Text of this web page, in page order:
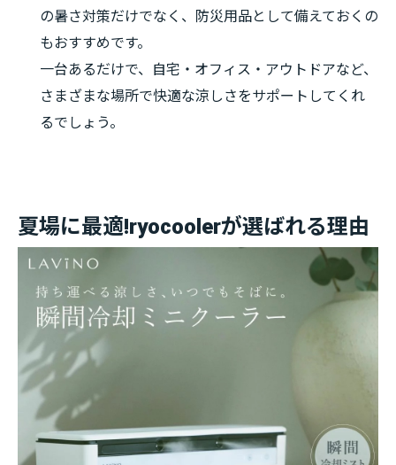
の暑さ対策だけでなく、防災用品として備えておくの
もおすすめです。
一台あるだけで、自宅・オフィス・アウトドアなど、
さまざまな場所で快適な涼しさをサポートしてくれ
るでしょう。
夏場に最適!ryocoolerが選ばれる理由